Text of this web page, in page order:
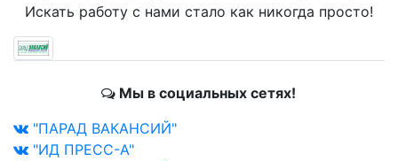
Искать работу с нами стало как никогда просто!
Мы в социальных сетях!
"ПАРАД ВАКАНСИЙ"
"ИД ПРЕСС-А"